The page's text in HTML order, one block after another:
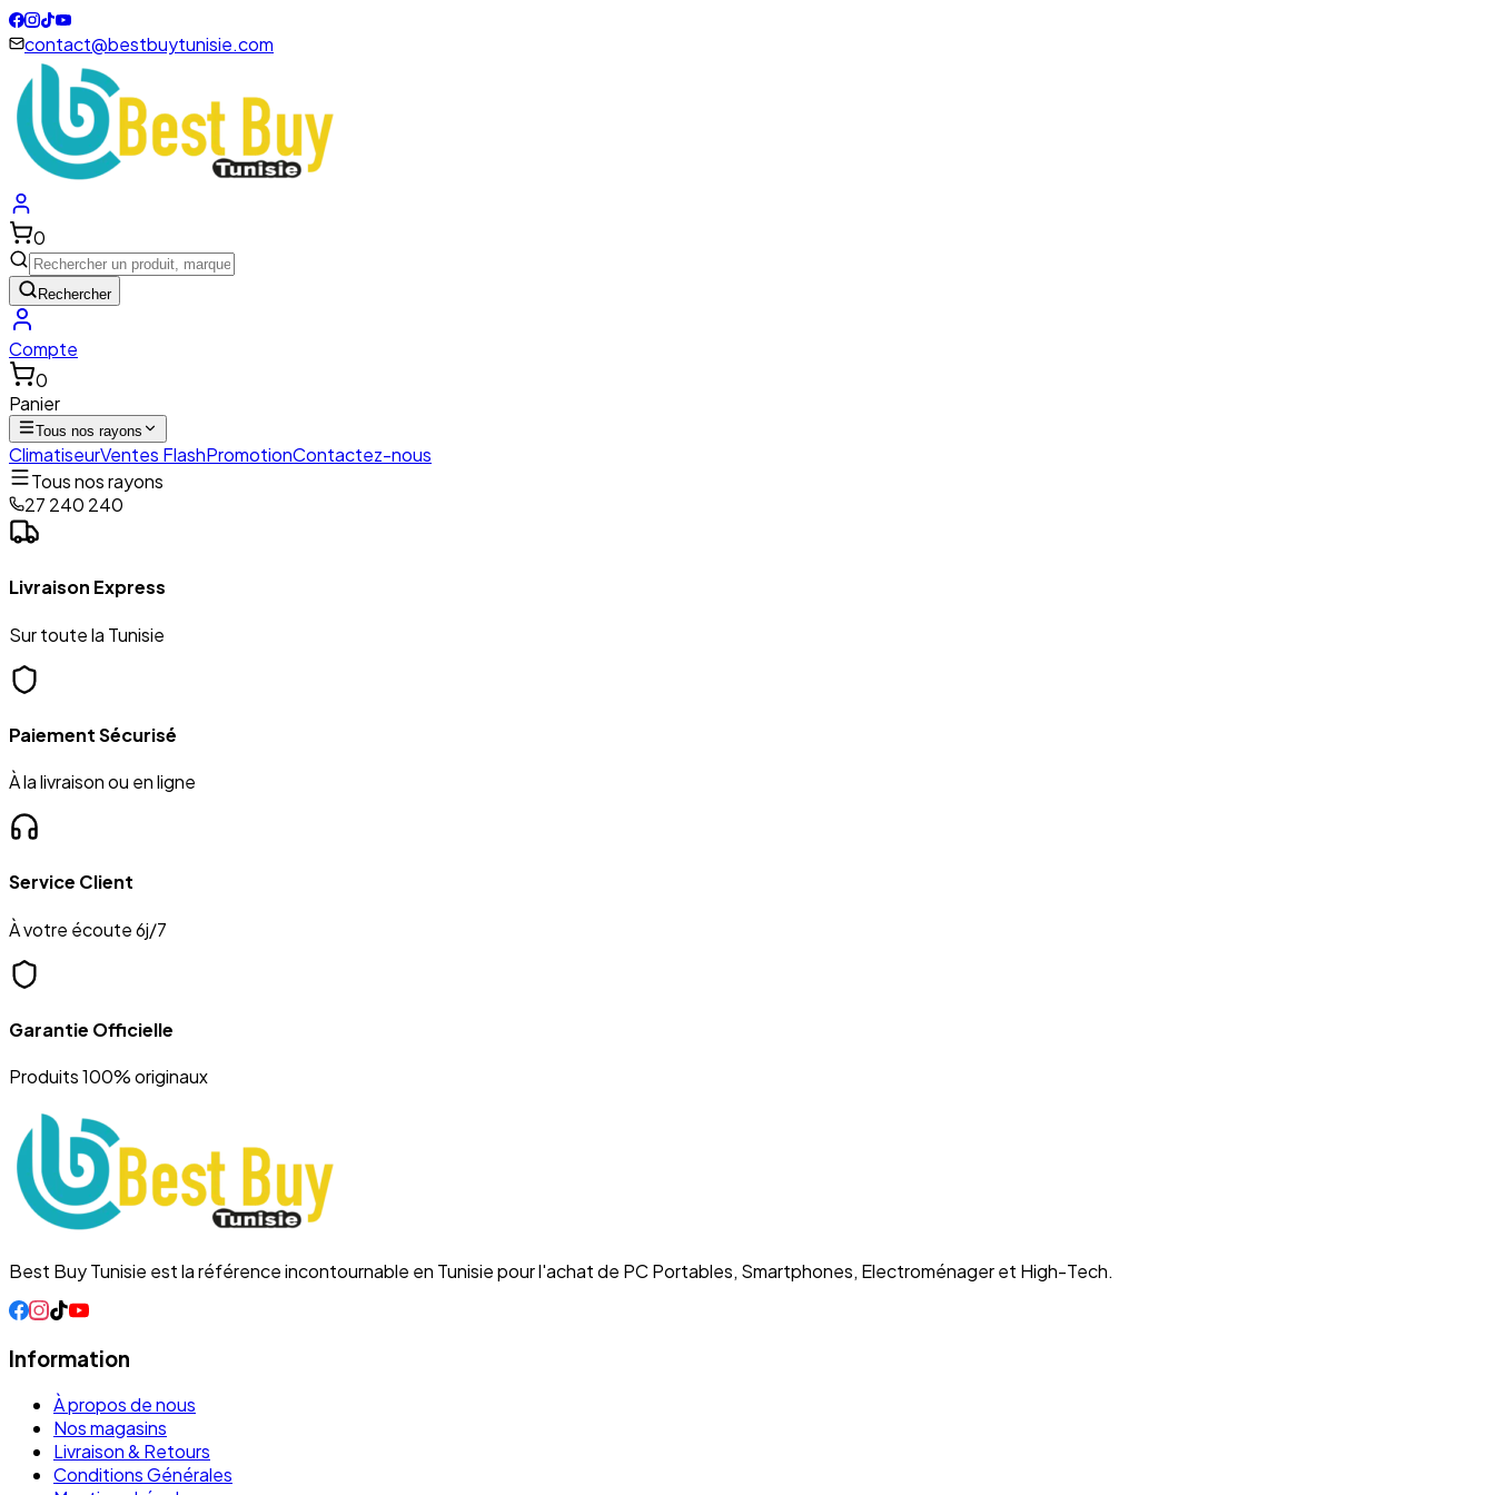
contact@bestbuytunisie.com
0
Rechercher
Compte
0
Panier
Tous nos rayons
ClimatiseurVentes FlashPromotionContactez-nous
Tous nos rayons
27 240 240
Livraison Express
Sur toute la Tunisie
Paiement Sécurisé
À la livraison ou en ligne
Service Client
À votre écoute 6j/7
Garantie Officielle
Produits 100% originaux
Best Buy Tunisie est la référence incontournable en Tunisie pour l'achat de PC Portables, Smartphones, Electroménager et High-Tech.
Information
À propos de nous
Nos magasins
Livraison & Retours
Conditions Générales